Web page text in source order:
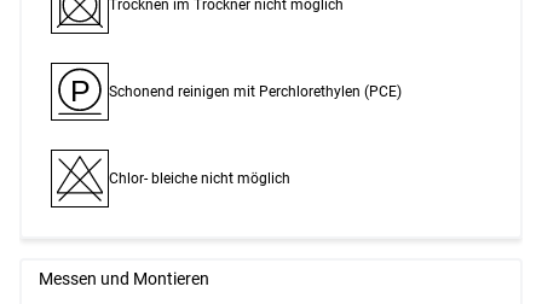
Trocknen im Trockner nicht möglich
P Schonend reinigen mit Perchlor­ethylen (PCE)
Chlor- bleiche nicht möglich
Messen und Montieren